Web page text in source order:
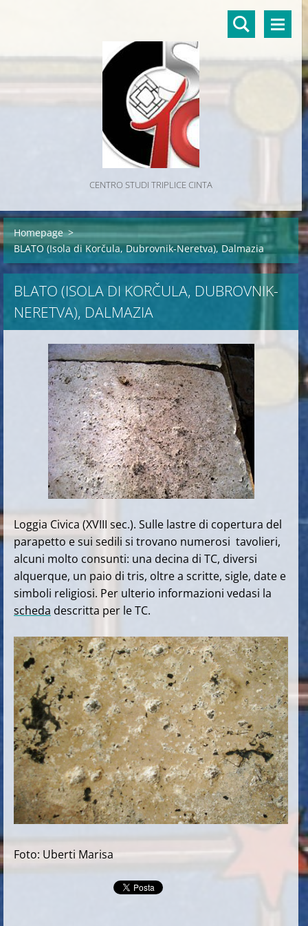
CENTRO STUDI TRIPLICE CINTA
Homepage >
BLATO (Isola di Korčula, Dubrovnik-Neretva), Dalmazia
BLATO (ISOLA DI KORČULA, DUBROVNIK-
NERETVA), DALMAZIA
Loggia Civica (XVIII sec.). Sulle lastre di copertura del
parapetto e sui sedili si trovano numerosi tavolieri,
alcuni molto consunti: una decina di TC, diversi
alquerque, un paio di tris, oltre a scritte, sigle, date e
simboli religiosi. Per ulterio informazioni vedasi la
scheda descritta per le TC.
Foto: Uberti Marisa